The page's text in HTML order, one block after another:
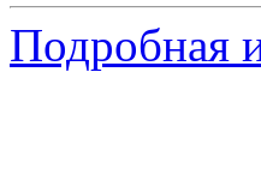
Подробная